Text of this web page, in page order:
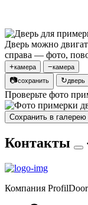
Дверь можно
справа — фото,
+камера −камера
📷сохранить ↻дверь
Проверьте фото
Сохранить в галерею
Контакты
Компания